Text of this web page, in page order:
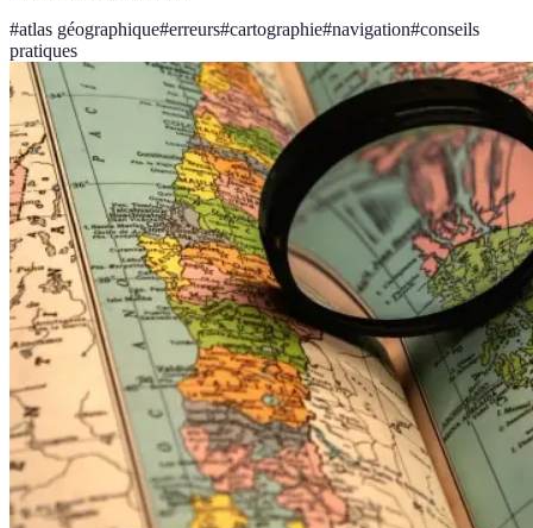
#atlas géographique#erreurs#cartographie#navigation#conseils
pratiques